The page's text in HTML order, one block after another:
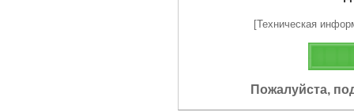
[Техническая
Пожалуйста,